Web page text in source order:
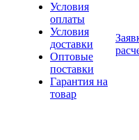
Условия
оплаты
Условия
доставки
Оптовые
поставки
Гарантия на
товар